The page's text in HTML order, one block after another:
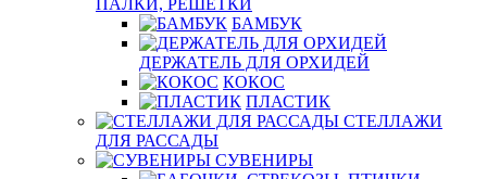
ПАЛКИ, РЕШЕТКИ
БАМБУК
ДЕРЖАТЕЛЬ ДЛЯ ОРХИДЕЙ
КОКОС
ПЛАСТИК
СТЕЛЛАЖИ
ДЛЯ РАССАДЫ
СУВЕНИРЫ